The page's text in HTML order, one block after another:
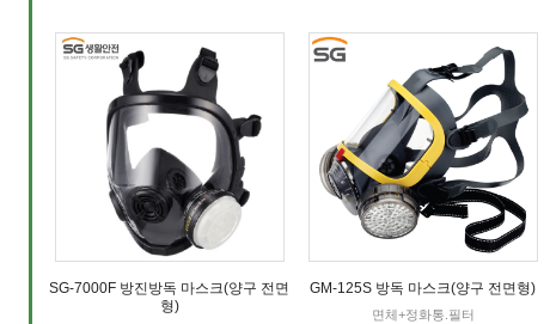
SG-7000F 방진방독 마스크(양구 전면
형)
GM-125S 방독 마스크(양구 전면형)
면체+정화통.필터